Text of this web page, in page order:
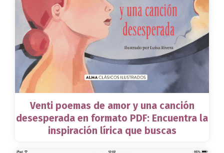
Venti poemas de amor y una canción
desesperada en formato PDF: Encuentra la
inspiración lírica que buscas